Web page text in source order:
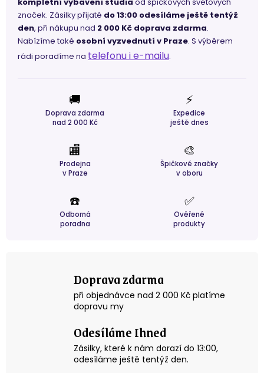
značek. Zásilky přijaté do 13:00 odesíláme ještě tentýž
den, při nákupu nad 2 000 Kč doprava zdarma.
Nabízíme také osobní vyzvednutí v Praze. S výběrem
rádi poradíme na telefonu i e-mailu.
🚚
Doprava zdarma
nad 2 000 Kč
⚡
Expedice
ještě dnes
🏬
Prodejna
v Praze
🎨
Špičkové značky
v oboru
☎️
Odborná
poradna
✅
Ověřené
produkty
Doprava zdarma
při objednávce nad 2 000 Kč platíme
dopravu my
Odesíláme Ihned
Zásilky, které k nám dorazí do 13:00,
odesíláme ještě tentýž den.